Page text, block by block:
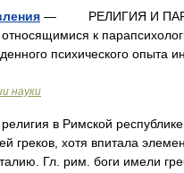
— РЕЛИГИЯ И
к
психического опыта
науки
в Римской
греков, хотя впитала
Гл. рим. боги имели